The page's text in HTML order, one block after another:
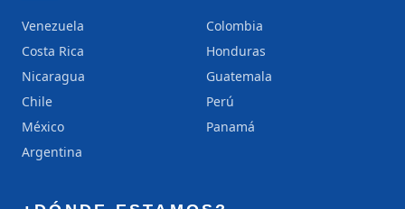
Venezuela
Colombia
Costa Rica
Honduras
Nicaragua
Guatemala
Chile
Perú
México
Panamá
Argentina